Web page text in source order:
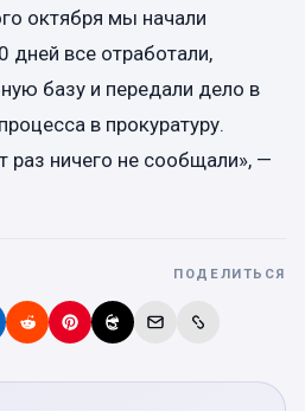
октября мы начали
дней все отработали,
базу и передали дело в
в прокуратуру.
раз ничего не сообщали», —
ПОДЕЛИТЬСЯ